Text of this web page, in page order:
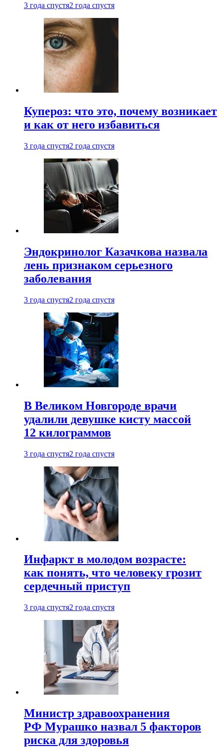
3 года спустя2 года спустя
Купероз: что это, почему возникает
и как от него избавиться
3 года спустя2 года спустя
Эндокринолог Казачкова назвала
лень признаком серьезного
заболевания
3 года спустя2 года спустя
В Великом Новгороде врачи
удалили девушке кисту массой
12 килограммов
3 года спустя2 года спустя
Инфаркт в молодом возрасте:
как понять, что человеку грозит
сердечный приступ
3 года спустя2 года спустя
Министр здравоохранения
РФ Мурашко назвал 5 факторов
риска для здоровья